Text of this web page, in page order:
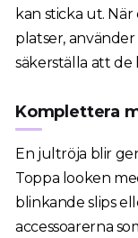
kan sticka ut.
platser,
säkerställa att de
Komplettera
En jultröja blir
Toppa looken
blinkande slips
accessoarerna